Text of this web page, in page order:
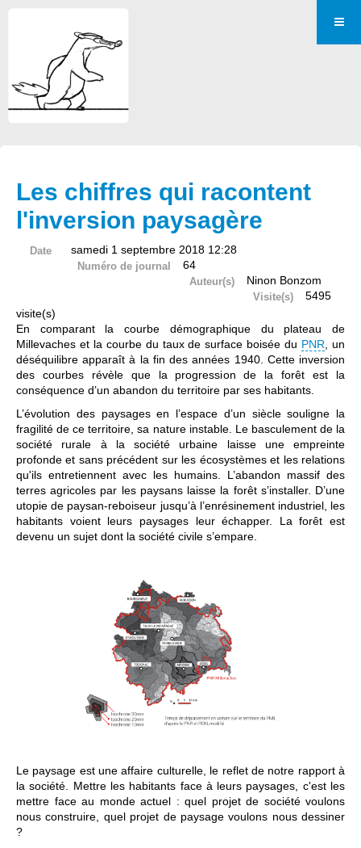
Les chiffres qui racontent
l'inversion paysagère
Date samedi 1 septembre 2018 12:28
Numéro de journal 64
Auteur(s) Ninon Bonzom
Visite(s)
5495
visite(s)
En comparant la courbe démographique du plateau de
Millevaches et la courbe du taux de surface boisée du PNR, un
déséquilibre apparaît à la fin des années 1940. Cette inversion
des courbes révèle que la progression de la forêt est la
conséquence d’un abandon du territoire par ses habitants.
L’évolution des paysages en l’espace d’un siècle souligne la
fragilité de ce territoire, sa nature instable. Le basculement de la
société rurale à la société urbaine laisse une empreinte
profonde et sans précédent sur les écosystèmes et les relations
qu'ils entretiennent avec les humains. L’abandon massif des
terres agricoles par les paysans laisse la forêt s’installer. D’une
utopie de paysan-reboiseur jusqu’à l’enrésinement industriel, les
habitants voient leurs paysages leur échapper. La forêt est
devenu un sujet dont la société civile s’empare.
Le paysage est une affaire culturelle, le reflet de notre rapport à
la société. Mettre les habitants face à leurs paysages, c'est les
mettre face au monde actuel : quel projet de société voulons
nous construire, quel projet de paysage voulons nous dessiner
?